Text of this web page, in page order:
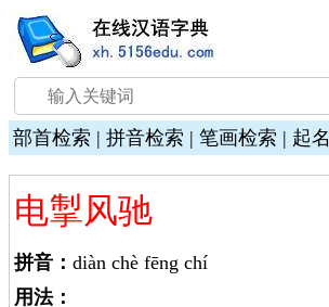
部首检索 | 拼音检索 | 笔画检索 | 起名
电掣风驰
拼音： diàn chè fēng chí
用法：